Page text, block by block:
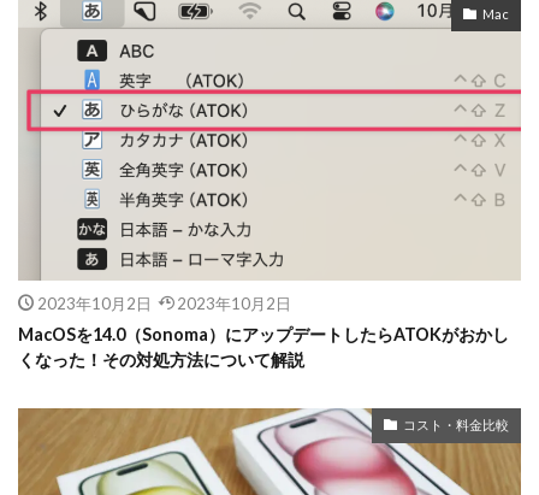
Mac
2023年10月2日 2023年10月2日
MacOSを14.0（Sonoma）にアップデートしたらATOKがおかし
くなった！その対処方法について解説
コスト・料金比較